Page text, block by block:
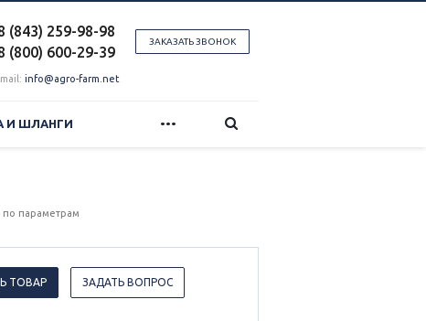
ЗАКАЗАТЬ ЗВОНОК
(843) 259-98-98
(800) 600-29-39
mail: info@agro-farm.net
И ШЛАНГИ ...
параметрам
ТОВАР ЗАДАТЬ ВОПРОС